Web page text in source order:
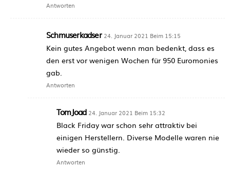
Antworten
Schmuserkadser 24. Januar 2021 Beim 15:15
Kein gutes Angebot wenn man bedenkt, dass es
den erst vor wenigen Wochen für 950 Euromonies
gab.
Antworten
TomJoad 24. Januar 2021 Beim 15:32
Black Friday war schon sehr attraktiv bei
einigen Herstellern. Diverse Modelle waren nie
wieder so günstig.
Antworten